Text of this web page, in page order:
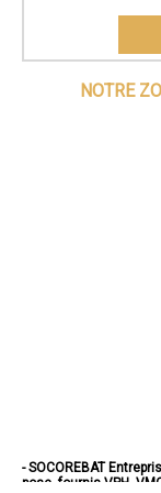
NOTRE
- SOCOREBAT
pose, fournis VPH,